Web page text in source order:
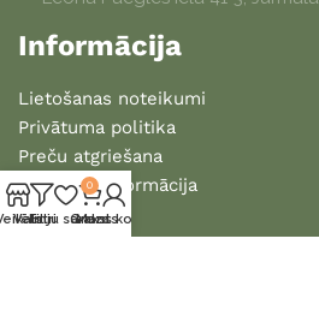
Informācija
Lietošanas noteikumi
Privātuma politika
Preču atgriešana
Piegādes informācija
Filtri
Vēlmju saraksts
0
Grozs
Mans konts